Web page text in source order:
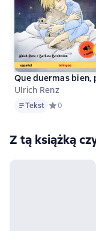
Que duermas bien,
Ulrich Renz
TekstTekst Средний
0
Z tą książką